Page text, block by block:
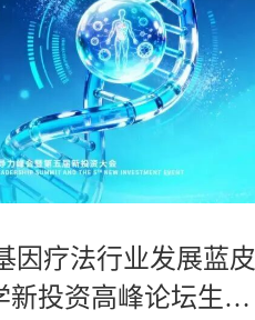
因疗法行业发展蓝皮
投资高峰论坛生物